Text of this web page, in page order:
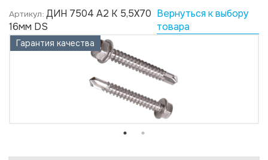
Артикул: ДИН 7504 А2 K 5,5X70
16мм DS
Вернуться к выбору
товара
Гарантия качества